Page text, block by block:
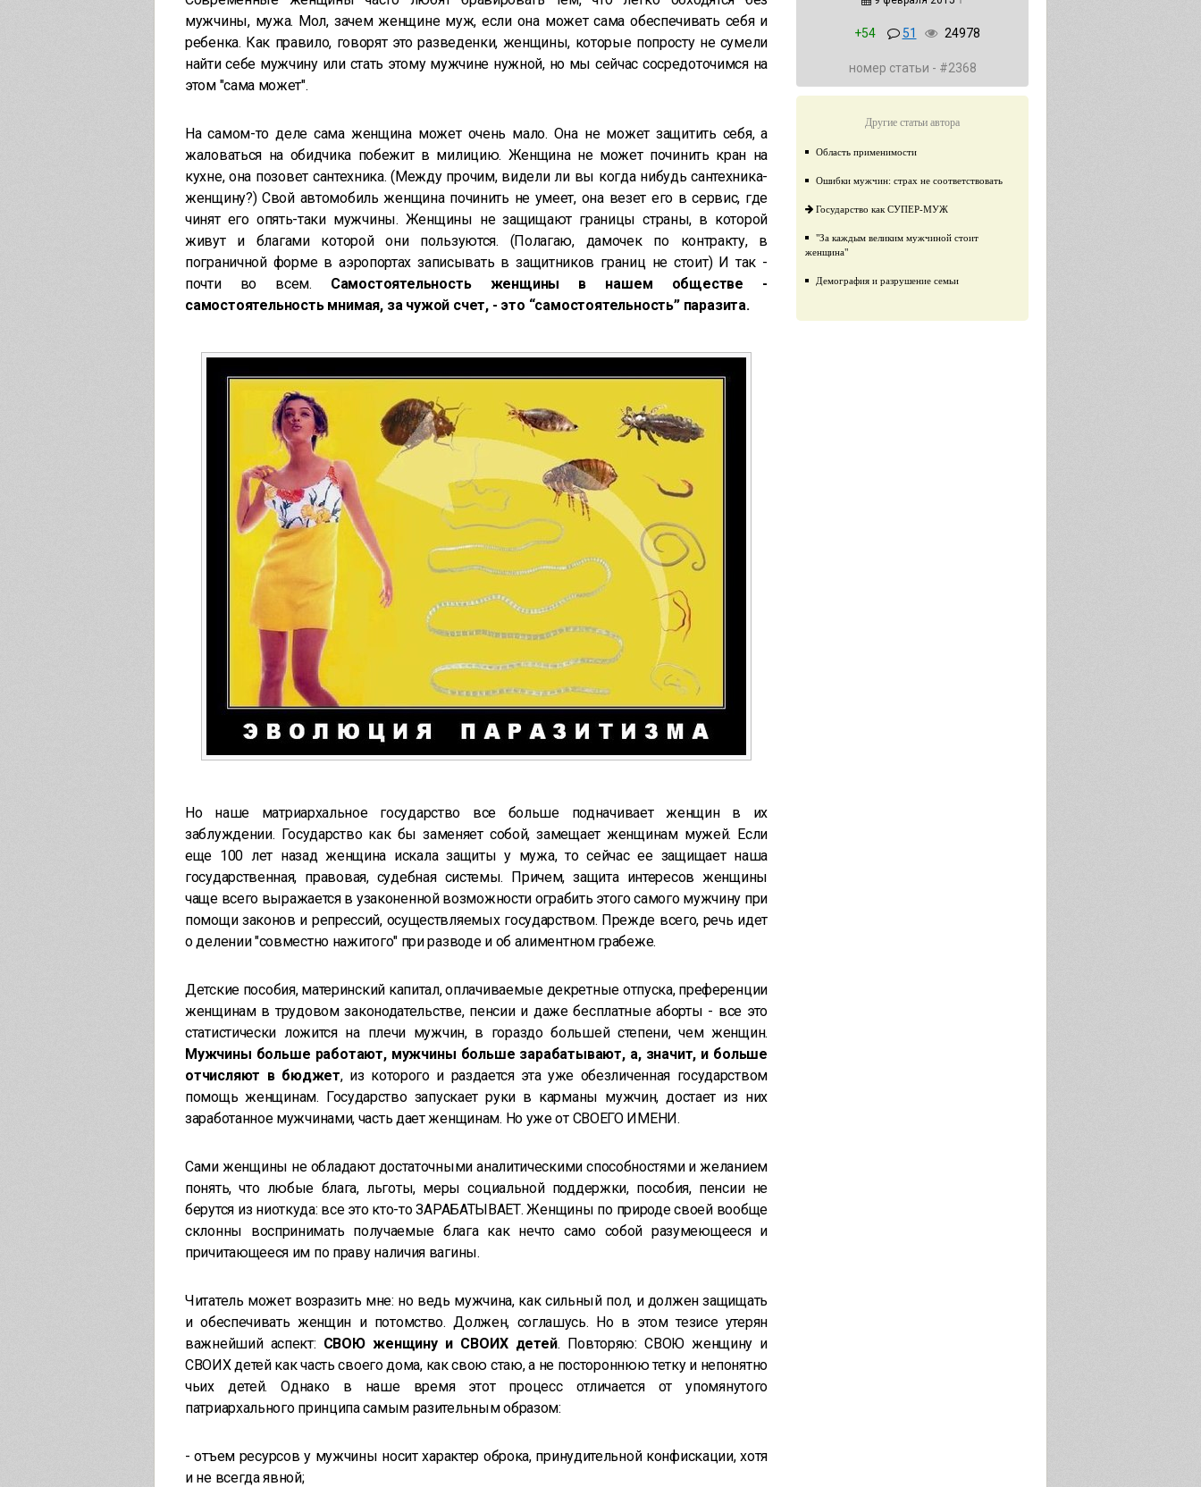
мужчины, мужа. Мол, зачем женщине муж, если она может сама обеспечивать себя и
ребенка. Как правило, говорят это разведенки, женщины, которые попросту не сумели
найти себе мужчину или стать этому мужчине нужной, но мы сейчас сосредоточимся на
этом "сама может".
На самом-то деле сама женщина может очень мало. Она не может защитить себя, а
жаловаться на обидчика побежит в милицию. Женщина не может починить кран на
кухне, она позовет сантехника. (Между прочим, видели ли вы когда нибудь сантехника-
женщину?) Свой автомобиль женщина починить не умеет, она везет его в сервис, где
чинят его опять-таки мужчины. Женщины не защищают границы страны, в которой
живут и благами которой они пользуются. (Полагаю, дамочек по контракту, в
пограничной форме в аэропортах записывать в защитников границ не стоит) И так -
почти во всем. Самостоятельность женщины в нашем обществе -
самостоятельность мнимая, за чужой счет, - это “самостоятельность” паразита.
Но наше матриархальное государство все больше подначивает женщин в их
заблуждении. Государство как бы заменяет собой, замещает женщинам мужей. Если
еще 100 лет назад женщина искала защиты у мужа, то сейчас ее защищает наша
государственная, правовая, судебная системы. Причем, защита интересов женщины
чаще всего выражается в узаконенной возможности ограбить этого самого мужчину при
помощи законов и репрессий, осуществляемых государством. Прежде всего, речь идет
о делении "совместно нажитого" при разводе и об алиментном грабеже.
Детские пособия, материнский капитал, оплачиваемые декретные отпуска, преференции
женщинам в трудовом законодательстве, пенсии и даже бесплатные аборты - все это
статистически ложится на плечи мужчин, в гораздо большей степени, чем женщин.
Мужчины больше работают, мужчины больше зарабатывают, а, значит, и больше
отчисляют в бюджет, из которого и раздается эта уже обезличенная государством
помощь женщинам. Государство запускает руки в карманы мужчин, достает из них
заработанное мужчинами, часть дает женщинам. Но уже от СВОЕГО ИМЕНИ.
Сами женщины не обладают достаточными аналитическими способностями и желанием
понять, что любые блага, льготы, меры социальной поддержки, пособия, пенсии не
берутся из ниоткуда: все это кто-то ЗАРАБАТЫВАЕТ. Женщины по природе своей вообще
склонны воспринимать получаемые блага как нечто само собой разумеющееся и
причитающееся им по праву наличия вагины.
Читатель может возразить мне: но ведь мужчина, как сильный пол, и должен защищать
и обеспечивать женщин и потомство. Должен, соглашусь. Но в этом тезисе утерян
важнейший аспект: СВОЮ женщину и СВОИХ детей. Повторяю: СВОЮ женщину и
СВОИХ детей как часть своего дома, как свою стаю, а не постороннюю тетку и непонятно
чьих детей. Однако в наше время этот процесс отличается от упомянутого
патриархального принципа самым разительным образом:
- отъем ресурсов у мужчины носит характер оброка, принудительной конфискации, хотя
и не всегда явной;
+54 51 24978
номер статьи - #2368
Другие статьи автора
Область применимости
Ошибки мужчин: страх не соответствовать
Государство как СУПЕР-МУЖ
"За каждым великим мужчиной стоит
женщина"
Демография и разрушение семьи